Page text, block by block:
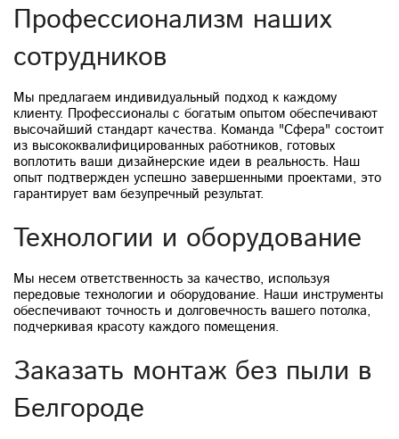
Профессионализм наших
сотрудников
Мы предлагаем индивидуальный подход к каждому
клиенту. Профессионалы с богатым опытом обеспечивают
высочайший стандарт качества. Команда "Сфера" состоит
из высококвалифицированных работников, готовых
воплотить ваши дизайнерские идеи в реальность. Наш
опыт подтвержден успешно завершенными проектами, это
гарантирует вам безупречный результат.
Технологии и оборудование
Мы несем ответственность за качество, используя
передовые технологии и оборудование. Наши инструменты
обеспечивают точность и долговечность вашего потолка,
подчеркивая красоту каждого помещения.
Заказать монтаж без пыли в
Белгороде